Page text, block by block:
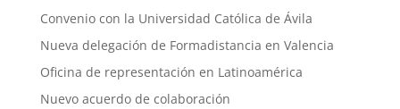
Convenio con la Universidad Católica de Ávila
Nueva delegación de Formadistancia en Valencia
Oficina de representación en Latinoamérica
Nuevo acuerdo de colaboración